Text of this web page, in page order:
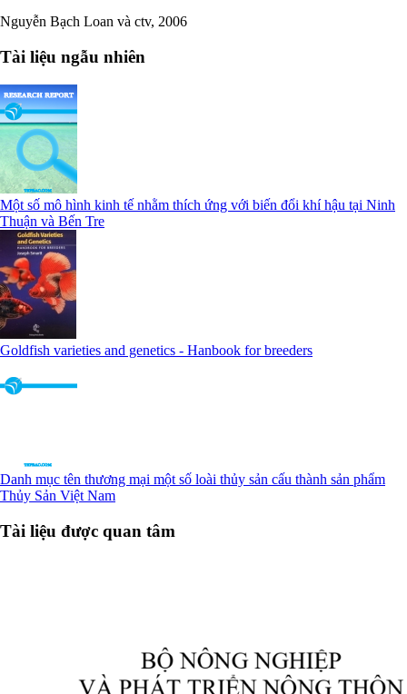
Nguyễn Bạch Loan và ctv, 2006
Tài liệu ngẫu nhiên
Một số mô hình kinh tế nhằm thích ứng với biến đổi khí hậu tại Ninh
Thuận và Bến Tre
Goldfish varieties and genetics - Hanbook for breeders
Danh mục tên thương mại một số loài thủy sản cấu thành sản phẩm
Thủy Sản Việt Nam
Tài liệu được quan tâm